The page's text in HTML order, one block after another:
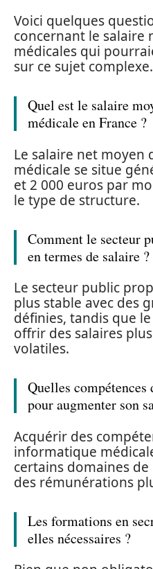
Voici quelques
concernant le salaire
médicales qui
sur ce sujet complexe.
Quel est le salaire
médicale en France ?
Le salaire net moyen
médicale se situe
et 2 000 euros par
le type de structure.
Comment le secteur
en termes de salaire ?
Le secteur public
plus stable avec des
définies, tandis que
offrir des salaires
volatiles.
Quelles compétences
pour augmenter son
Acquérir des
informatique
certains domaines
des rémunérations
Les formations en
elles nécessaires ?